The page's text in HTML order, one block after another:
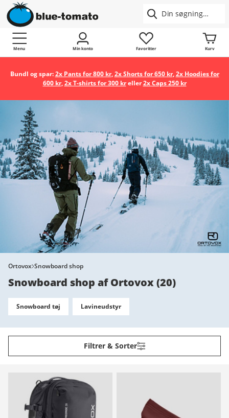
Menu Min konto Favoritter Kurv
Bundl og spar:2x Pants for 800 kr,2x Shorts for 650 kr,2x Hoodies for
600 kr,2x T-shirts for 300 kreller2x Caps 250 kr
Ortovox Snowboard shop
Snowboard shop af Ortovox(20)
Snowboard tøj Lavineudstyr
Filtrer & Sorter